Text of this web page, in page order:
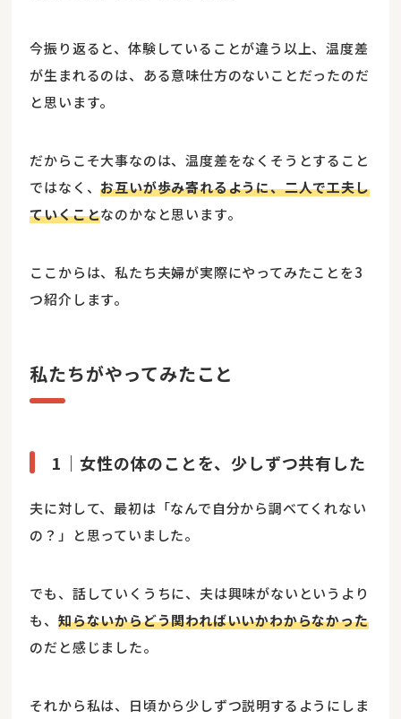
今振り返ると、体験していることが違う以上、温度差
が生まれるのは、ある意味仕方のないことだったのだ
と思います。
だからこそ大事なのは、温度差をなくそうとすること
ではなく、お互いが歩み寄れるように、二人で工夫し
ていくことなのかなと思います。
ここからは、私たち夫婦が実際にやってみたことを3
つ紹介します。
私たちがやってみたこと
1｜女性の体のことを、少しずつ共有した
夫に対して、最初は「なんで自分から調べてくれない
の？」と思っていました。
でも、話していくうちに、夫は興味がないというより
も、知らないからどう関わればいいかわからなかった
のだと感じました。
それから私は、日頃から少しずつ説明するようにしま